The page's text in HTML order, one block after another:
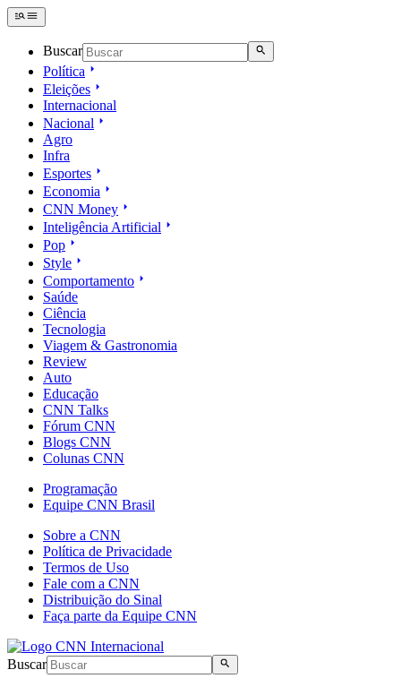
Buscar
Política
Eleições
Internacional
Nacional
Agro
Infra
Esportes
Economia
CNN Money
Inteligência Artificial
Pop
Style
Comportamento
Saúde
Ciência
Tecnologia
Viagem & Gastronomia
Review
Auto
Educação
CNN Talks
Fórum CNN
Blogs CNN
Colunas CNN
Programação
Equipe CNN Brasil
Sobre a CNN
Política de Privacidade
Termos de Uso
Fale com a CNN
Distribuição do Sinal
Faça parte da Equipe CNN
Buscar